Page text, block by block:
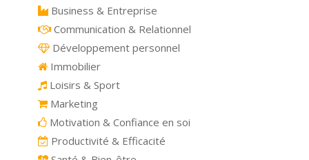
Business & Entreprise
Communication & Relationnel
Développement personnel
Immobilier
Loisirs & Sport
Marketing
Motivation & Confiance en soi
Productivité & Efficacité